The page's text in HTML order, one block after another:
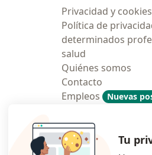
Privacidad y cookies
Política de
determinados
salud
Quiénes somos
Contacto
Empleos
Nuevas
Contratación
Tu